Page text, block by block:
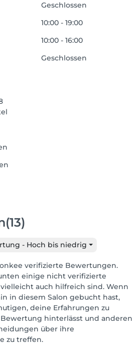
Geschlossen
10:00 - 19:00
10:00 - 16:00
Geschlossen
(13)
- Hoch bis niedrig
verifizierte Bewertungen.
einige nicht verifizierte
auch hilfreich sind. Wenn
in diesem Salon gebucht hast,
deine Erfahrungen zu
hinterlässt und anderen
über ihre
zu treffen.